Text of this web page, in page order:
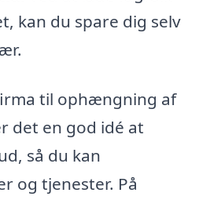
kan du spare dig selv
til ophængning af
det en god idé at
så du kan
og tjenester. På